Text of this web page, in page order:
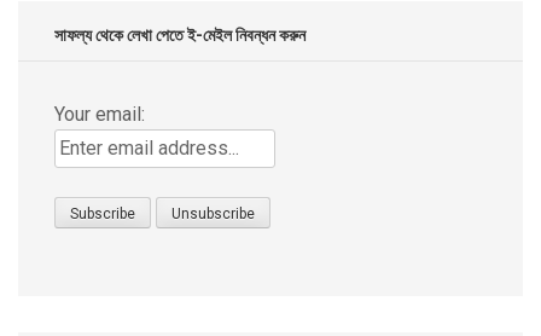
সাফল্য থেকে লেখা পেতে ই-মেইল নিবন্ধন করুন
Your email: